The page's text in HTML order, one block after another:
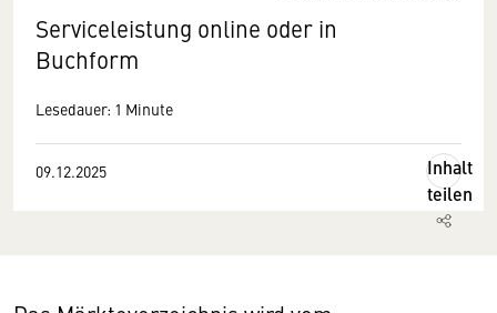
Serviceleistung online oder in
Buchform
Lesedauer: 1 Minute
09.12.2025
Inhalt
teilen